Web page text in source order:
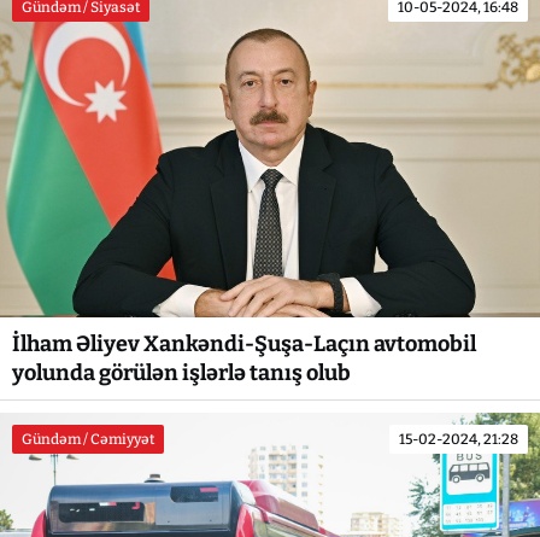
Gündəm / Siyasət 10-05-2024, 16:48
İlham Əliyev Xankəndi-Şuşa-Laçın avtomobil
yolunda görülən işlərlə tanış olub
Gündəm / Cəmiyyət 15-02-2024, 21:28